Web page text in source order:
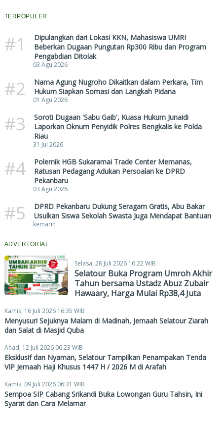
TERPOPULER
#1
Dipulangkan dari Lokasi KKN, Mahasiswa UMRI
Beberkan Dugaan Pungutan Rp300 Ribu dan Program
Pengabdian Ditolak
03 Agu 2026
#2
Nama Agung Nugroho Dikaitkan dalam Perkara, Tim
Hukum Siapkan Somasi dan Langkah Pidana
01 Agu 2026
#3
Soroti Dugaan 'Sabu Gaib', Kuasa Hukum Junaidi
Laporkan Oknum Penyidik Polres Bengkalis ke Polda
Riau
31 Jul 2026
#4
Polemik HGB Sukaramai Trade Center Memanas,
Ratusan Pedagang Adukan Persoalan ke DPRD
Pekanbaru
03 Agu 2026
#5
DPRD Pekanbaru Dukung Seragam Gratis, Abu Bakar
Usulkan Siswa Sekolah Swasta Juga Mendapat Bantuan
kemarin
ADVERTORIAL
Selasa, 28 Juli 2026 16:22 WIB
Selatour Buka Program Umroh Akhir
Tahun bersama Ustadz Abuz Zubair
Hawaary, Harga Mulai Rp38,4 Juta
Kamis, 16 Juli 2026 16:35 WIB
Menyusuri Sejuknya Malam di Madinah, Jemaah Selatour Ziarah
dan Salat di Masjid Quba
Ahad, 12 Juli 2026 06:23 WIB
Eksklusif dan Nyaman, Selatour Tampilkan Penampakan Tenda
VIP Jemaah Haji Khusus 1447 H / 2026 M di Arafah
Kamis, 09 Juli 2026 06:31 WIB
Sempoa SIP Cabang Srikandi Buka Lowongan Guru Tahsin, Ini
Syarat dan Cara Melamar